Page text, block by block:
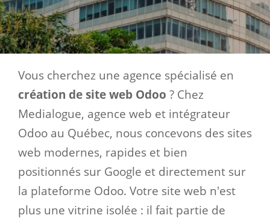
Vous cherchez une agence spécialisé en
création de site web Odoo ? Chez
Medialogue, agence web et intégrateur
Odoo au Québec, nous concevons des sites
web modernes, rapides et bien
positionnés sur Google et directement sur
la plateforme Odoo. Votre site web n'est
plus une vitrine isolée : il fait partie de